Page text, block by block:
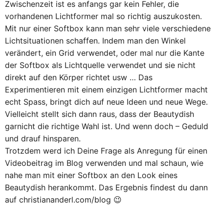
Zwischenzeit ist es anfangs gar kein Fehler, die
vorhandenen Lichtformer mal so richtig auszukosten.
Mit nur einer Softbox kann man sehr viele verschiedene
Lichtsituationen schaffen. Indem man den Winkel
verändert, ein Grid verwendet, oder mal nur die Kante
der Softbox als Lichtquelle verwendet und sie nicht
direkt auf den Körper richtet usw … Das
Experimentieren mit einem einzigen Lichtformer macht
echt Spass, bringt dich auf neue Ideen und neue Wege.
Vielleicht stellt sich dann raus, dass der Beautydish
garnicht die richtige Wahl ist. Und wenn doch – Geduld
und drauf hinsparen.
Trotzdem werd ich Deine Frage als Anregung für einen
Videobeitrag im Blog verwenden und mal schaun, wie
nahe man mit einer Softbox an den Look eines
Beautydish herankommt. Das Ergebnis findest du dann
auf christiananderl.com/blog 😉